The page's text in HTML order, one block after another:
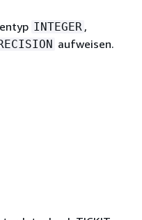
INTEGER ,
aufweisen.